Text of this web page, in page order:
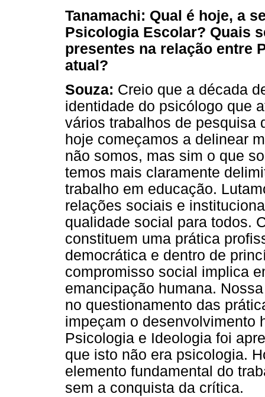
Tanamachi: Qual é hoje, a
Psicologia Escolar? Quais
presentes na relação entre
atual?
Souza: Creio que a década
identidade do psicólogo que
vários trabalhos de pesquisa
hoje começamos a delinear
não somos, mas sim o que
temos mais claramente
trabalho em educação.
relações sociais e
qualidade social para todos.
constituem uma prática
democrática e dentro de
compromisso social implica
emancipação humana.
no questionamento das
impeçam o desenvolvimento
Psicologia e Ideologia foi
que isto não era psicologia.
elemento fundamental do
sem a conquista da crítica.